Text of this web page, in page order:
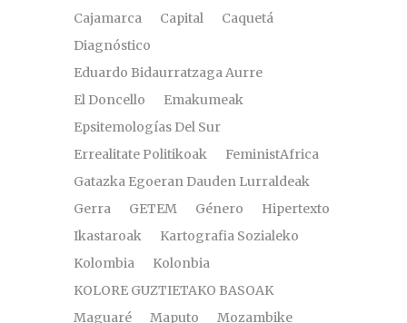
Cajamarca
Capital
Caquetá
Diagnóstico
Eduardo Bidaurratzaga Aurre
El Doncello
Emakumeak
Epsitemologías Del Sur
Errealitate Politikoak
FeministAfrica
Gatazka Egoeran Dauden Lurraldeak
Gerra
GETEM Género
Hipertexto
Ikastaroak
Kartografia Sozialeko
Kolombia
Kolonbia
KOLORE GUZTIETAKO BASOAK
Maguaré
Maputo
Mozambike